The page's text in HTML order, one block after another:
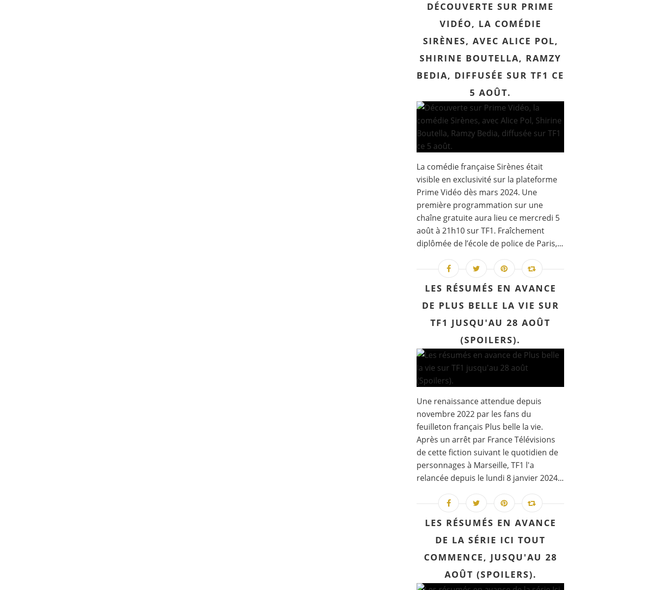
DÉCOUVERTE SUR PRIME
VIDÉO, LA COMÉDIE
SIRÈNES, AVEC ALICE POL,
SHIRINE BOUTELLA, RAMZY
BEDIA, DIFFUSÉE SUR TF1 CE
5 AOÛT.
La comédie française Sirènes était
visible en exclusivité sur la plateforme
Prime Vidéo dès mars 2024. Une
première programmation sur une
chaîne gratuite aura lieu ce mercredi 5
août à 21h10 sur TF1. Fraîchement
diplômée de l’école de police de Paris,...
LES RÉSUMÉS EN AVANCE
DE PLUS BELLE LA VIE SUR
TF1 JUSQU'AU 28 AOÛT
(SPOILERS).
Une renaissance attendue depuis
novembre 2022 par les fans du
feuilleton français Plus belle la vie.
Après un arrêt par France Télévisions
de cette fiction suivant le quotidien de
personnages à Marseille, TF1 l'a
relancée depuis le lundi 8 janvier 2024...
LES RÉSUMÉS EN AVANCE
DE LA SÉRIE ICI TOUT
COMMENCE, JUSQU'AU 28
AOÛT (SPOILERS).